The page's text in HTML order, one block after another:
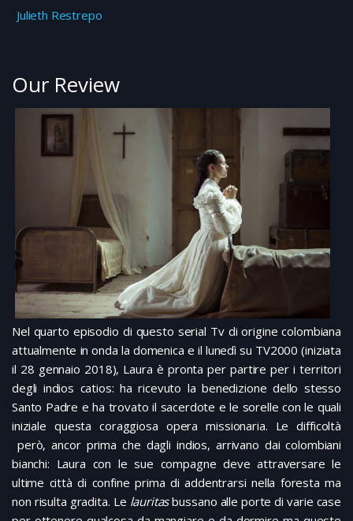
Julieth Restrepo
Our Review
Nel quarto episodio di questo serial Tv di origine colombiana
attualmente in onda la domenica e il lunedì su TV2000 (iniziata
il 28 gennaio 2018), Laura è pronta per partire per i territori
degli indios catios: ha ricevuto la benedizione dello stesso
Santo Padre e ha trovato il sacerdote e le sorelle con le quali
iniziale questa coraggiosa opera missionaria. Le difficoltà
però, ancor prima che dagli indios, arrivano dai colombiani
bianchi: Laura con le sue compagne deve attraversare le
ultime città di confine prima di addentrarsi nella foresta ma
non risulta gradita. Le lauritasbussano alle porte di varie case